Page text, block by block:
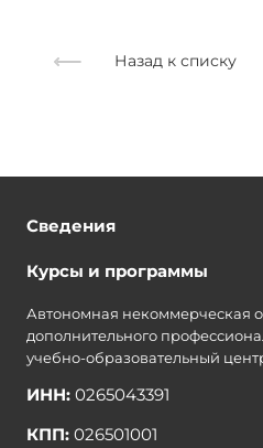
Назад к списку
Сведения
Курсы и программы
Автономная некоммерческая
дополнительного
учебно-образовательный
ИНН: 0265043391
КПП: 026501001